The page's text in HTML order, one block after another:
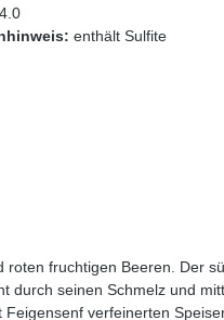
enthält Sulfite
fruchtigen Beeren. Der
durch seinen Schmelz und
verfeinerten